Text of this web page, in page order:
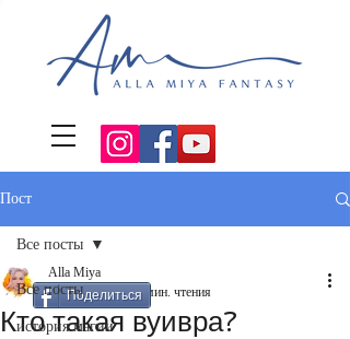
Пост
Все посты
история магии
Все посты
Кто такая вуивра?
Alla Miya
17 июл. 2022 г. 6 мин. чтения
Поделиться